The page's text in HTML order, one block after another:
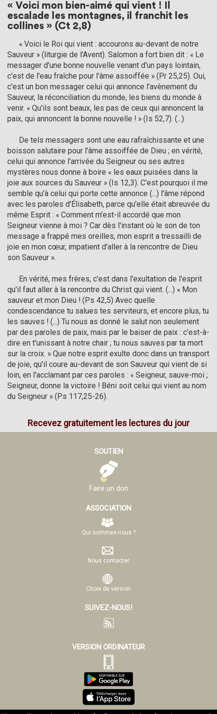
« Voici mon bien-aimé qui vient ! Il
escalade les montagnes, il franchit les
collines » (Ct 2,8)
« Voici le Roi qui vient : accourons au-devant de notre
Sauveur » (liturgie de l'Avent). Salomon a fort bien dit : « Le
messager d'une bonne nouvelle venant d'un pays lointain,
c'est de l'eau fraîche pour l'âme assoiffée » (Pr 25,25). Oui,
c'est un bon messager celui qui annonce l'avènement du
Sauveur, la réconciliation du monde, les biens du monde à
venir. « Qu'ils sont beaux, les pas de ceux qui annoncent la
paix, qui annoncent la bonne nouvelle ! » (Is 52,7). (...)
De tels messagers sont une eau rafraîchissante et une
boisson salutaire pour l'âme assoiffée de Dieu ; en vérité,
celui qui annonce l'arrivée du Seigneur ou ses autres
mystères nous donne à boire « les eaux puisées dans la
joie aux sources du Sauveur » (Is 12,3). C'est pourquoi il me
semble qu'à celui qui porte cette annonce (...) l'âme répond
avec les paroles d'Élisabeth, parce qu'elle était abreuvée du
même Esprit : « Comment m'est-il accordé que mon
Seigneur vienne à moi ? Car dès l'instant où le son de ton
message a frappé mes oreilles, mon esprit a tressailli de
joie en mon cœur, impatient d'aller à la rencontre de Dieu
son Sauveur ».
En vérité, mes frères, c'est dans l'exultation de l'esprit
qu'il faut aller à la rencontre du Christ qui vient. (...) « Mon
sauveur et mon Dieu ! (Ps 42,5) Avec quelle
condescendance tu salues tes serviteurs, et encore plus, tu
les sauves ! (...) Tu nous as donné le salut non seulement
par des paroles de paix, mais par le baiser de paix : c'est-à-
dire en t'unissant à notre chair ; tu nous sauves par ta mort
sur la croix. » Que notre esprit exulte donc dans un transport
de joie, qu'il coure au-devant de son Sauveur qui vient de si
loin, en l'acclamant par ces paroles : « Seigneur, sauve-moi ;
Seigneur, donne la victoire ! Béni soit celui qui vient au nom
du Seigneur » (Ps 117,25-26).
Recevez gratuitement les lectures du jour
SOUTIEN
Faire un don
ASSOCIATION
Qui sommes-nous ?
Nous contacter
Choix de version
SUIVEZ-NOUS!
VERSION ORDINATEUR